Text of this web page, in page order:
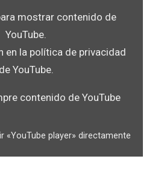
mostrar contenido de
YouTube.
en la política de privacidad
de YouTube.
contenido de YouTube
«YouTube player» directamente